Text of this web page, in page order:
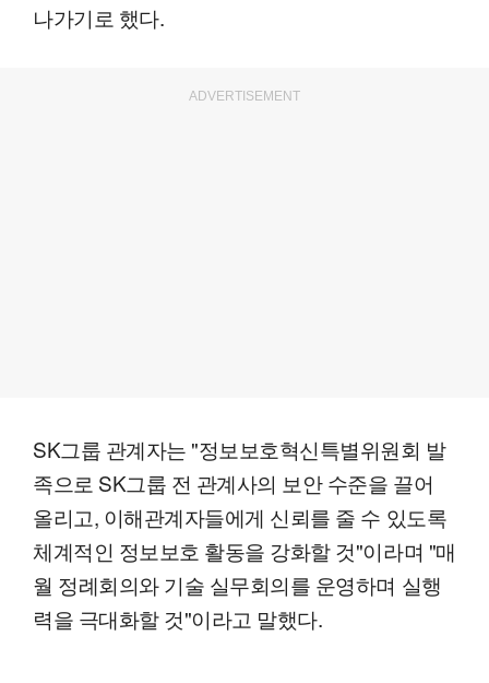
나가기로 했다.
ADVERTISEMENT
SK그룹 관계자는 "정보보호혁신특별위원회 발
족으로 SK그룹 전 관계사의 보안 수준을 끌어
올리고, 이해관계자들에게 신뢰를 줄 수 있도록
체계적인 정보보호 활동을 강화할 것"이라며 "매
월 정례회의와 기술 실무회의를 운영하며 실행
력을 극대화할 것"이라고 말했다.